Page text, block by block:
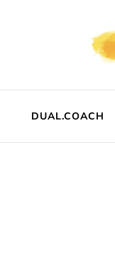
DUAL.COACH